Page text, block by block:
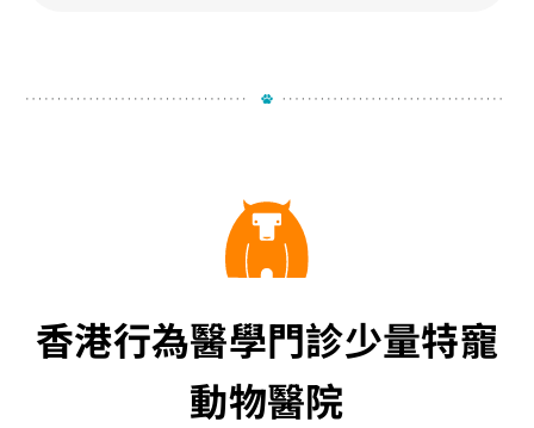
香港行為醫學門診少量特寵
動物醫院